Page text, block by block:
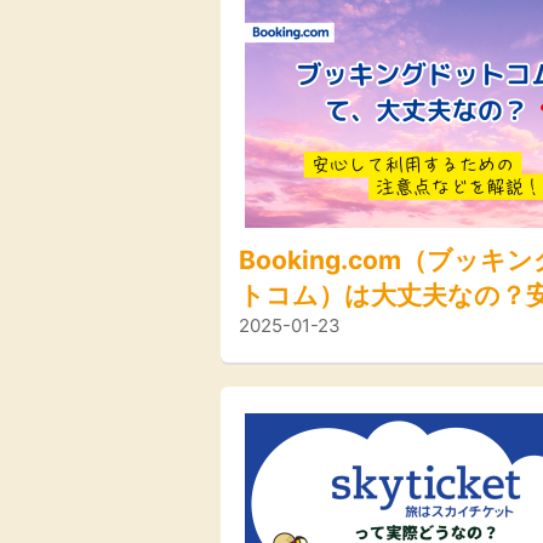
Booking.com（ブッキン
トコム）は大丈夫なの？
て利用するための注意点
解説！
2025-01-23